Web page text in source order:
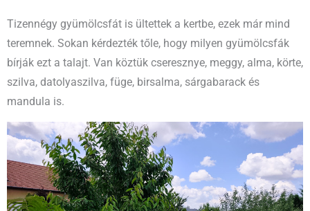
Tizennégy gyümölcsfát is ültettek a kertbe, ezek már mind
teremnek. Sokan kérdezték tőle, hogy milyen gyümölcsfák
bírják ezt a talajt. Van köztük cseresznye, meggy, alma, körte,
szilva, datolyaszilva, füge, birsalma, sárgabarack és
mandula is.